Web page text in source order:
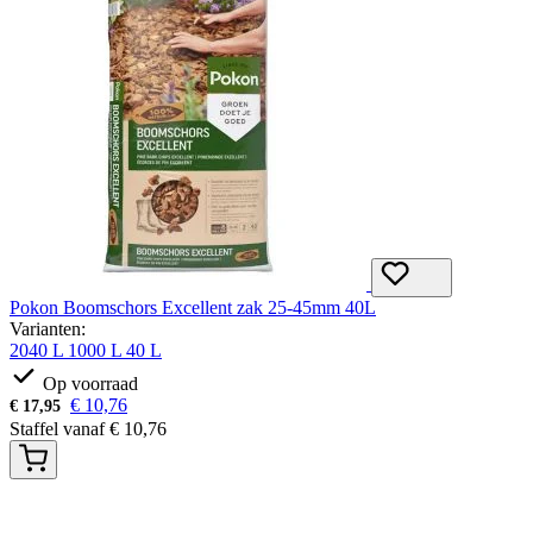
Pokon Boomschors Excellent zak 25-45mm 40L
Varianten:
2040 L 1000 L 40 L
Op voorraad
€ 17,95 € 10,76
Staffel vanaf€ 10,76